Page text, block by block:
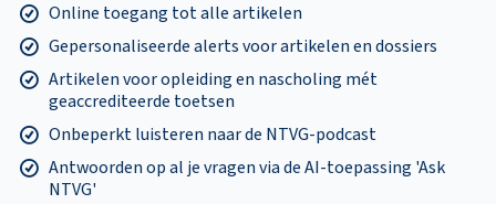
Online toegang tot alle artikelen
Gepersonaliseerde alerts voor artikelen en dossiers
Artikelen voor opleiding en nascholing mét
geaccrediteerde toetsen
Onbeperkt luisteren naar de NTVG-podcast
Antwoorden op al je vragen via de AI-toepassing 'Ask
NTVG'